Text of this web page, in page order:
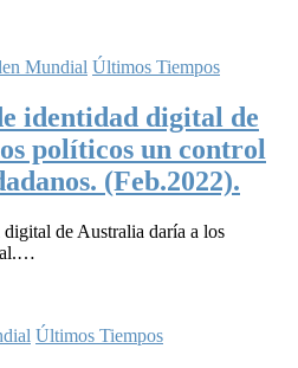
Mundial Últimos Tiempos
identidad digital de
políticos un control
(Feb.2022).
de Australia daría a los
Últimos Tiempos